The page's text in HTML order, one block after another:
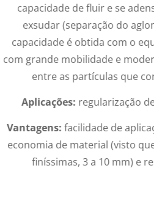
capacidade de fluir e se
exsudar (separação do
capacidade é obtida com o
com grande mobilidade e
entre as partículas que
Aplicações: regularização
Vantagens: facilidade de
economia de material (visto
finíssimas, 3 a 10 mm) e